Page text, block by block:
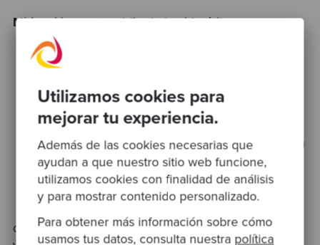
Utilizamos cookies para
mejorar tu experiencia.
Además de las cookies necesarias que
ayudan a que nuestro sitio web funcione,
utilizamos cookies con finalidad de análisis
y para mostrar contenido personalizado.
Para obtener más información sobre cómo
usamos tus datos, consulta nuestra política
Mitigación contra el fin de la vida útil
durar para siempre,
y esta es a menudo
la realidad con el
software. La mayoría
de las empresas
buscan reemplazar
sus servicios de
dejan de servir al cliente con la misma eficacia, se